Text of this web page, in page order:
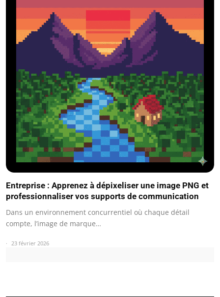
Entreprise : Apprenez à dépixeliser une image PNG et
professionnaliser vos supports de communication
Dans un environnement concurrentiel où chaque détail
compte, l’image de marque…
23 février 2026